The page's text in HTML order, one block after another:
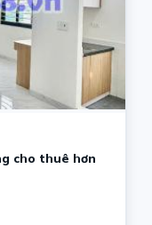
cho thuê hơn